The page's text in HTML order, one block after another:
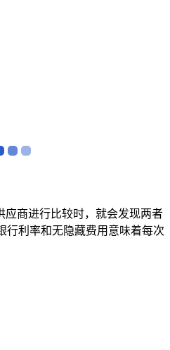
应商进行比较时，就会发现两者
行利率和无隐藏费用意味着每次